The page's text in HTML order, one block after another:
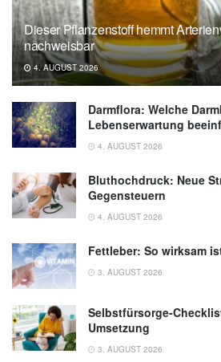
IMIM (Hospital del Mar
Institute): Having a
cardiovascular risk
11.12.2024),IMIM
Research Institute)
Dieser Pflanzenstoff hemmt
nachweisbar
4. AUGUST 2026
Darmflora: Welche
Lebenserwartung
4. AUGUST 2026
Bluthochdruck: Neue
Gegensteuern
4. AUGUST 2026
Fettleber: So wirksam
3. AUGUST 2026
Selbstfürsorge-
Umsetzung
3. AUGUST 2026